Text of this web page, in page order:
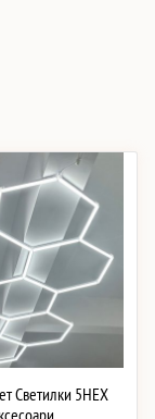
Светилки 5HEX